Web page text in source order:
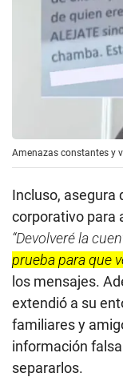
Amenazas constantes y
Incluso, asegura
corporativo para
“Devolveré la
prueba para que
los mensajes.
extendió a su
familiares y
información
separarlos.